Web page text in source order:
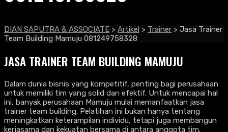
DIAN SAPUTRA & ASSOCIATE > Artikel > Trainer > Jasa Trainer
Team Building Mamuju 081249758328
JASA TRAINER TEAM BUILDING MAMUJU
Dalam dunia bisnis yang kompetitif, penting bagi perusahaan
untuk memiliki tim yang solid dan efektif. Untuk mencapai hal
ini, banyak perusahaan Mamuju mulai memanfaatkan jasa
trainer team building. Pelatihan ini bukan hanya tentang
meningkatkan keterampilan individu, tetapi juga membangun
kerjasama dan kekuatan bersama di antara anggota tim.